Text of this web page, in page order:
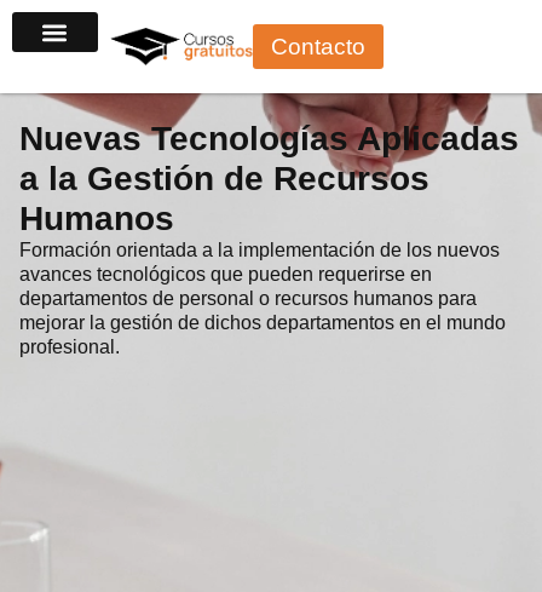
al
Contacto
Nuevas Tecnologías Aplicadas
a la Gestión de Recursos
Humanos
Formación orientada a la implementación de los nuevos
avances tecnológicos que pueden requerirse en
departamentos de personal o recursos humanos para
mejorar la gestión de dichos departamentos en el mundo
profesional.